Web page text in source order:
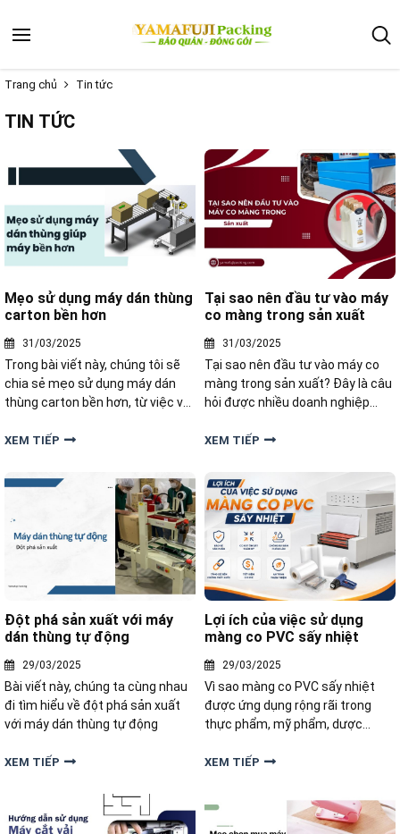
Trang chủ Tin tức
TIN TỨC
Mẹo sử dụng máy dán thùng
carton bền hơn
31/03/2025
Trong bài viết này, chúng tôi sẽ
chia sẻ mẹo sử dụng máy dán
thùng carton bền hơn, từ việc vệ
XEM TIẾP
Tại sao nên đầu tư vào máy
co màng trong sản xuất
31/03/2025
Tại sao nên đầu tư vào máy co
màng trong sản xuất? Đây là câu
hỏi được nhiều doanh nghiệp
chất lượng đóng gói và tối ưu quy
XEM TIẾP
Đột phá sản xuất với máy
dán thùng tự động
29/03/2025
Bài viết này, chúng ta cùng nhau
đi tìm hiểu về đột phá sản xuất
với máy dán thùng tự động
XEM TIẾP
Lợi ích của việc sử dụng
màng co PVC sấy nhiệt
29/03/2025
Vì sao màng co PVC sấy nhiệt
được ứng dụng rộng rãi trong
thực phẩm, mỹ phẩm, dược
cùng khám phá lợi ích của việc
XEM TIẾP